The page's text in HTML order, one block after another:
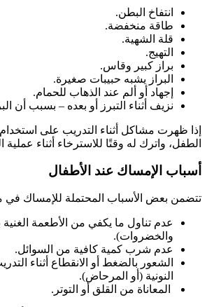
انتفاخ البطن.
طاقة منخفضة.
قلة الشهية.
التهيج.
براز كبير وقاس.
البراز يشبه حبيبات صغيرة.
إجهاد أو ألم عند الذهاب للحمام.
نزيف أثناء التبرز أو بعده – بسبب أن
إذا ظهرت مشاكل أثناء التدريب على استخدام
الطفل، واترك له وقتًا للاسترخاء أثناء عملية
أسباب الإمساك عند الأطفال
تتضمن بعض الأسباب المحتملة للإمساك في
عدم تناول ما يكفي من الأطعمة الغنية
والخضروات).
عدم شرب كمية كافية من السوائل.
الشعور بالضغط أو الانقطاع أثناء
النونية (أو المرحاض).
المعاناة من القلق أو التوتر.